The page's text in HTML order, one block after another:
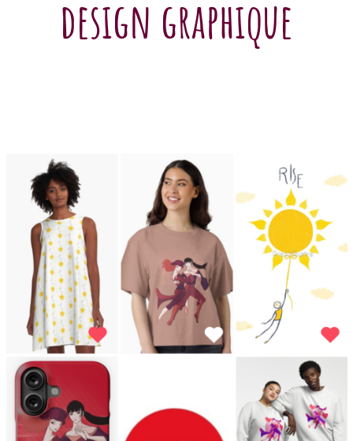
design graphique